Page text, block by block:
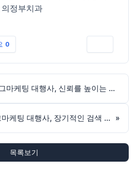
의정부치과
0
산부인과 병원 블로그마케팅 대행사, 신뢰를 높이는 콘텐츠 운영 전략
산부인과 병원 블로그마케팅 대행사, 장기적인 검색 경쟁력을 만드는 콘텐츠 전략 »
목록보기